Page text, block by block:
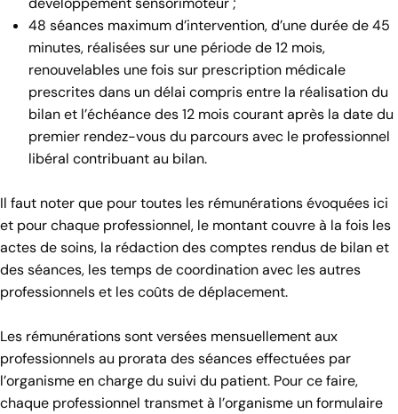
48 séances maximum d’intervention, d’une durée de 45
minutes, réalisées sur une période de 12 mois,
renouvelables une fois sur prescription médicale
prescrites dans un délai compris entre la réalisation du
bilan et l’échéance des 12 mois courant après la date du
premier rendez-vous du parcours avec le professionnel
libéral contribuant au bilan.
Il faut noter que pour toutes les rémunérations évoquées ici
et pour chaque professionnel, le montant couvre à la fois les
actes de soins, la rédaction des comptes rendus de bilan et
des séances, les temps de coordination avec les autres
professionnels et les coûts de déplacement.
Les rémunérations sont versées mensuellement aux
professionnels au prorata des séances effectuées par
l’organisme en charge du suivi du patient. Pour ce faire,
chaque professionnel transmet à l’organisme un formulaire